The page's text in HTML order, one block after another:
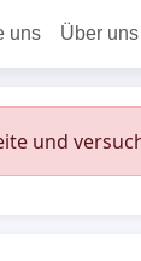
uns Über uns
und